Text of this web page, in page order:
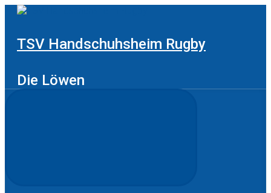
Zum
TSV Handschuhsheim Rugby
Die Löwen